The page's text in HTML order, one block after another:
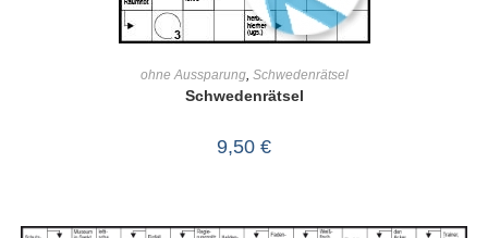
ohne Aussparung, Schwedenrätsel
Schwedenrätsel
9,50 €